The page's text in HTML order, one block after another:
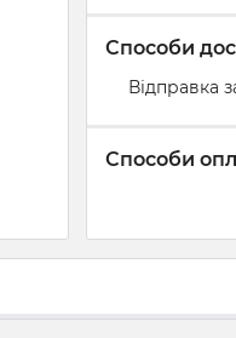
Способи
Відправка
Способи